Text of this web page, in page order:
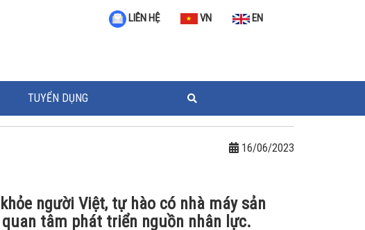
LIÊN HỆ VN EN
TUYỂN DỤNG
16/06/2023
người Việt, tự hào có nhà máy sản
tâm phát triển nguồn nhân lực.